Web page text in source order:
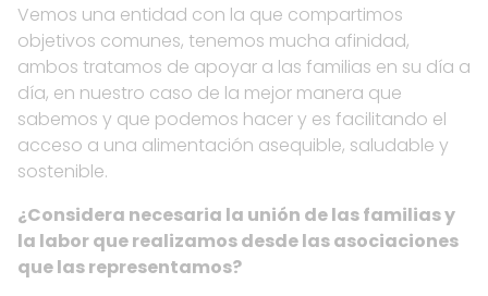
Vemos una entidad con la que compartimos
objetivos comunes, tenemos mucha afinidad,
ambos tratamos de apoyar a las familias en su día a
día, en nuestro caso de la mejor manera que
sabemos y que podemos hacer y es facilitando el
acceso a una alimentación asequible, saludable y
sostenible.
¿Considera necesaria la unión de las familias y
la labor que realizamos desde las asociaciones
que las representamos?